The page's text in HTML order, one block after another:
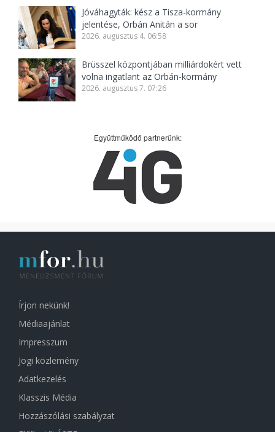
Jóváhagyták: kész a Tisza-kormány
jelentése, Orbán Anitán a sor
2026. augusztus 4. 06:58
Brüsszel központjában milliárdokért vett
volna ingatlant az Orbán-kormány
2026. augusztus 7. 07:26
Együttműködő partnerünk:
Írjon nekünk!
Médiaajánlat
Impresszum
Jogi közlemény
Adatkezelés
Klasszis Média
Hozzászólási szabályzat